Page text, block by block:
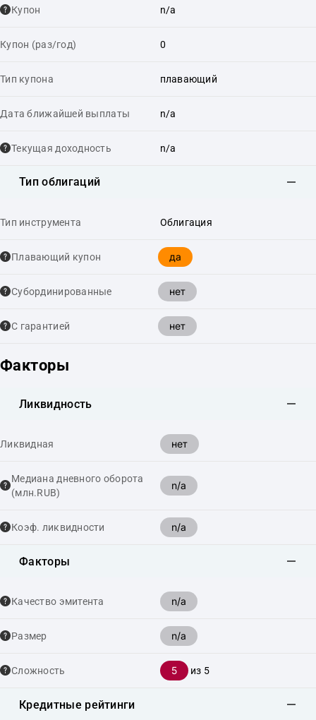
Купон n/a
Купон (раз/год) 0
Тип купона плавающий
Дата ближайшей выплаты n/a
Текущая доходность n/a
Тип облигаций
Тип инструмента Облигация
Плавающий купон да
Cубординированные нет
С гарантией нет
Факторы
Ликвидность
Ликвидная нет
Медиана дневного оборота
(млн.RUB)
n/a
Коэф. ликвидности n/a
Факторы
Качество эмитента n/a
Размер n/a
Сложность 5 из 5
Кредитные рейтинги